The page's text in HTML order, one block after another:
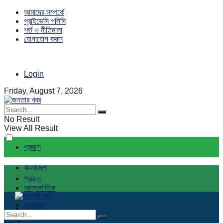
আমাদের সম্পর্কে
প্রাইভেসি পলিসি
শর্ত ও নীতিমালা
যোগাযোগ করুন
Login
Friday, August 7, 2026
No Result
View All Result
প্রচ্ছদ
বাংলাদেশ
আন্তর্জাতিক
রাজনীতি
প্রচ্ছদ
বাংলাদেশ